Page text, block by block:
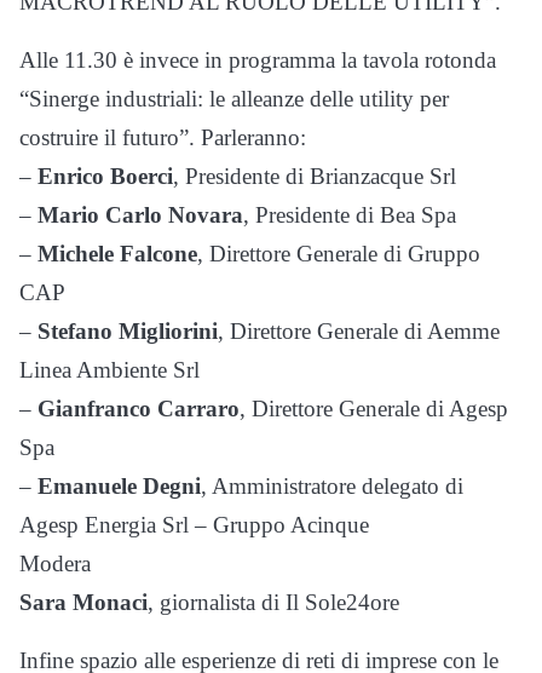
Alle 11.30 è invece in programma la tavola rotonda
“Sinerge industriali: le alleanze delle utility per
costruire il futuro”. Parleranno:
– Enrico Boerci, Presidente di Brianzacque Srl
– Mario Carlo Novara, Presidente di Bea Spa
– Michele Falcone, Direttore Generale di Gruppo
CAP
– Stefano Migliorini, Direttore Generale di Aemme
Linea Ambiente Srl
– Gianfranco Carraro, Direttore Generale di Agesp
Spa
– Emanuele Degni, Amministratore delegato di
Agesp Energia Srl – Gruppo Acinque
Modera
Sara Monaci, giornalista di Il Sole24ore
Infine spazio alle esperienze di reti di imprese con le